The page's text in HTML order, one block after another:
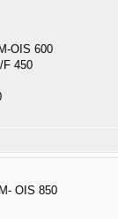
OIS 600
F 450
OIS 850